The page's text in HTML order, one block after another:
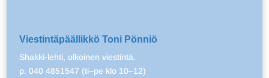
Viestintäpäällikkö Toni Pönniö
Shakki-lehti, ulkoinen viestintä.
p. 040 4851547 (ti–pe klo 10–12)